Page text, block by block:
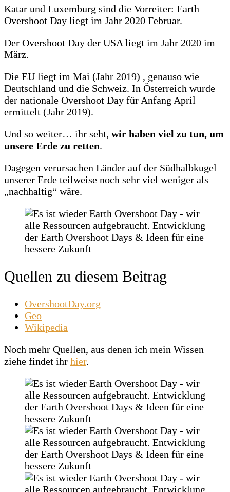
Katar und Luxemburg sind die Vorreiter: Earth
Overshoot Day liegt im Jahr 2020 Februar.
Der Overshoot Day der USA liegt im Jahr 2020 im
März.
Die EU liegt im Mai (Jahr 2019) , genauso wie
Deutschland und die Schweiz. In Österreich wurde
der nationale Overshoot Day für Anfang April
ermittelt (Jahr 2019).
Und so weiter… ihr seht, wir haben viel zu tun, um
unsere Erde zu retten.
Dagegen verursachen Länder auf der Südhalbkugel
unserer Erde teilweise noch sehr viel weniger als
„nachhaltig“ wäre.
Quellen zu diesem Beitrag
OvershootDay.org
Geo
Wikipedia
Noch mehr Quellen, aus denen ich mein Wissen
ziehe findet ihr hier.